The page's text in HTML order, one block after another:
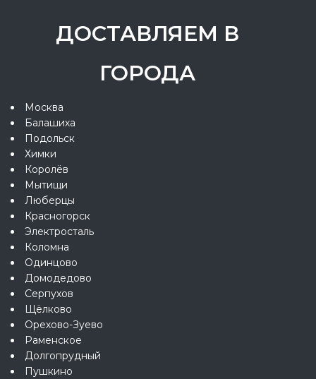
ДОСТАВЛЯЕМ В
ГОРОДА
Москва
Балашиха
Подольск
Химки
Королёв
Мытищи
Люберцы
Красногорск
Электросталь
Коломна
Одинцово
Домодедово
Серпухов
Щёлково
Орехово-Зуево
Раменское
Долгопрудный
Пушкино